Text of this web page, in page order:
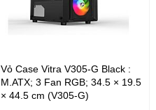
Vỏ Case Vitra V305-G Black :
M.ATX; 3 Fan RGB; 34.5 × 19.5
× 44.5 cm (V305-G)